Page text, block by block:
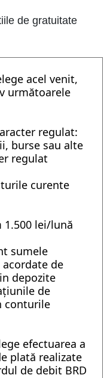
de gratuitate
acel venit,
următoarele
regulat:
burse sau alte
regulat
curente
1.500 lei/lună
sumele
de
depozite
de
conturile
efectuarea a
plată realizate
de debit BRD